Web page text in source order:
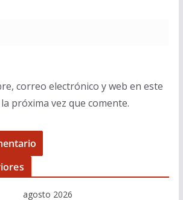
correo electrónico y web en este
próxima vez que comente.
agosto 2026